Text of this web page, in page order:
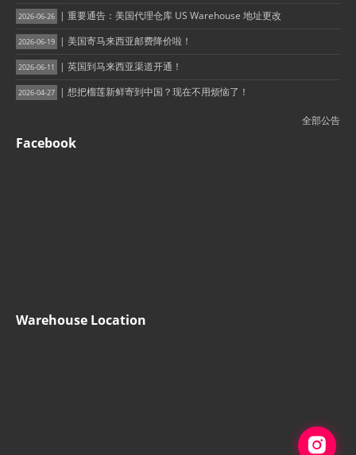
2026-06-26 | 重要通告：美国代理仓库 US Warehouse 地址更改
2026-06-19 | 美国寄马来西亚邮费降价啦！
2026-06-11 | 英国到马来西亚渠道开通！
2026-04-27 | 想把榴莲新鲜寄到中国？现在不用烦恼了！
全部公告
Facebook
Warehouse Location